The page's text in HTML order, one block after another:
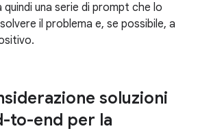
una serie di prompt che lo
il problema e, se possibile, a
soluzioni
to-end per la